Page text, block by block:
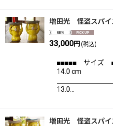
増田光 怪盗スパイ
33,000円 (税込)
■■■■■ サイズ
14.0 cm 高
＿＿＿＿＿＿
13.0…
増田光 怪盗スパイ